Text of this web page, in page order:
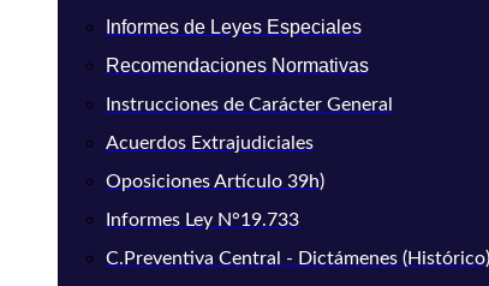
Informes de Leyes Especiales
Recomendaciones Normativas
Instrucciones de Carácter General
Acuerdos Extrajudiciales
Oposiciones Artículo 39h)
Informes Ley N°19.733
C.Preventiva Central - Dictámenes (Histórico)